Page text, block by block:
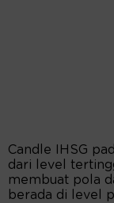
Candle IHSG
dari level
membuat pola
berada di level